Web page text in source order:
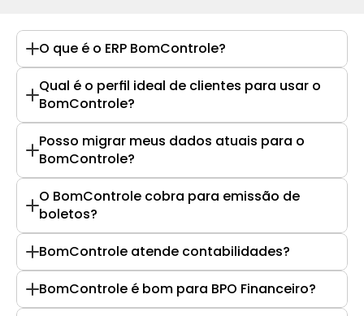
O que é o ERP BomControle?
Qual é o perfil ideal de clientes para usar o
BomControle?
Posso migrar meus dados atuais para o
BomControle?
O BomControle cobra para emissão de
boletos?
BomControle atende contabilidades?
BomControle é bom para BPO Financeiro?